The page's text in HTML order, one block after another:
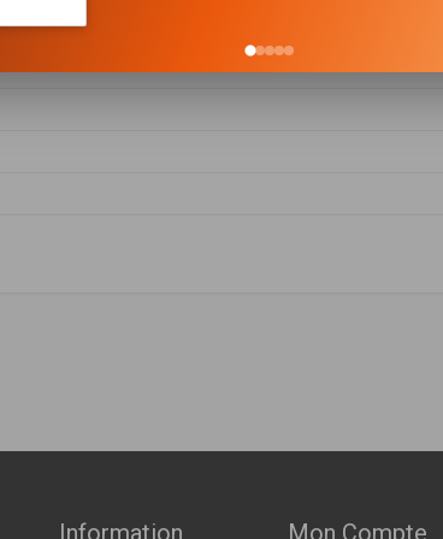
rigide
160ch ( 01-2019 > en cours )
Information Mon Compte